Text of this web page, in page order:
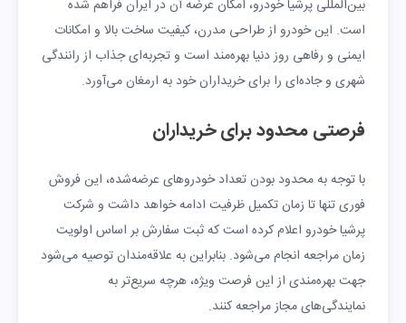
بین‌المللی پرشیا خودرو، امکان عرضه آن در ایران فراهم شده
است. این خودرو از طراحی مدرن، کیفیت ساخت بالا و امکانات
ایمنی و رفاهی روز دنیا بهره‌مند است و تجربه‌ای جذاب از رانندگی
شهری و جاده‌ای را برای خریداران خود به ارمغان می‌آورد.
فرصتی محدود برای خریداران
با توجه به محدود بودن تعداد خودروهای عرضه‌شده، این فروش
فوری تنها تا زمان تکمیل ظرفیت ادامه خواهد داشت و شرکت
پرشیا خودرو اعلام کرده است که ثبت سفارش بر اساس اولویت
زمان مراجعه انجام می‌شود. بنابراین به علاقه‌مندان توصیه می‌شود
جهت بهره‌مندی از این فرصت ویژه، هرچه سریع‌تر به
نمایندگی‌های مجاز مراجعه کنند.